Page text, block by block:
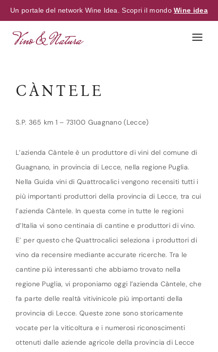
Un portale del network Wine Idea. Scopri il mondoWine idea
CÀNTELE
S.P. 365 km 1 – 73100 Guagnano (Lecce)
L’azienda Càntele è un produttore di vini del comune di
Guagnano, in provincia di Lecce, nella regione Puglia.
Nella Guida vini di Quattrocalici vengono recensiti tutti i
più importanti produttori della provincia di Lecce, tra cui
l’azienda Càntele. In questa come in tutte le regioni
d’Italia vi sono centinaia di cantine e produttori di vino.
E’ per questo che Quattrocalici seleziona i produttori di
vino da recensire mediante accurate ricerche. Tra le
cantine più interessanti che abbiamo trovato nella
regione Puglia, vi proponiamo oggi l’azienda Càntele, che
fa parte delle realtà vitivinicole più importanti della
provincia di Lecce. Queste zone sono storicamente
vocate per la viticoltura e i numerosi riconoscimenti
ottenuti dalle aziende agricole della provincia di Lecce